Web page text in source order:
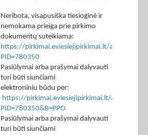
Neribota, visapusiška tiesioginė ir
nemokama prieiga prie pirkimo
dokumentų suteikiama:
https://pirkimai.eviesiejipirkimai.lt/app/rfq/
PID=780350
Pasiūlymai arba prašymai dalyvauti
turi būti siunčiami
elektroniniu būdu per:
https://pirkimai.eviesiejipirkimai.lt/app/rfq/
PID=780350&B=PPO
Pasiūlymai arba prašymai dalyvauti
turi būti siunčiami